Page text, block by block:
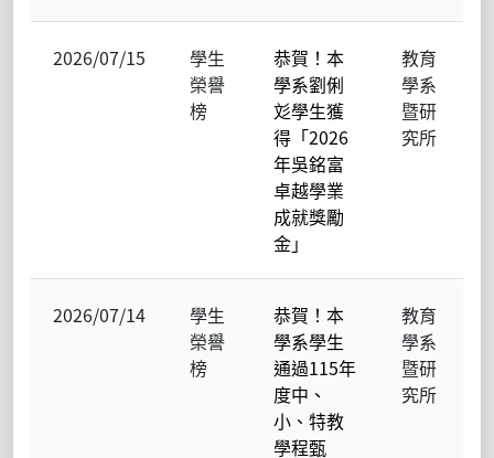
2026/07/15
學生
榮譽
榜
恭賀！本
學系劉俐
彣學生獲
得「2026
年吳銘富
卓越學業
成就獎勵
金」
教育
學系
暨研
究所
2026/07/14
學生
榮譽
榜
恭賀！本
學系學生
通過115年
度中、
小、特教
學程甄
教育
學系
暨研
究所